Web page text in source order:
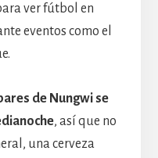
ver fútbol en
eventos como el
de Nungwi se
, así que no
una cerveza